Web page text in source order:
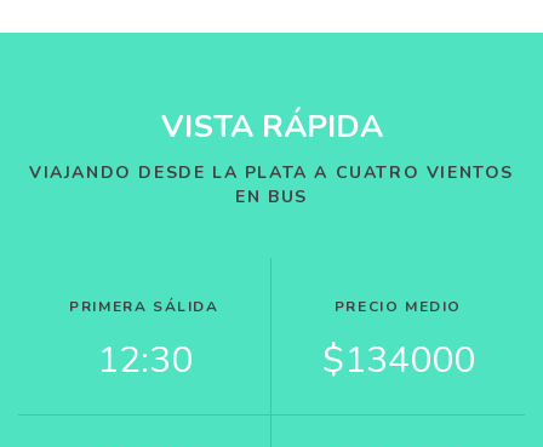
VISTA RÁPIDA
VIAJANDO DESDE LA PLATA A CUATRO VIENTOS
EN BUS
PRIMERA SÁLIDA
12:30
PRECIO MEDIO
$134000